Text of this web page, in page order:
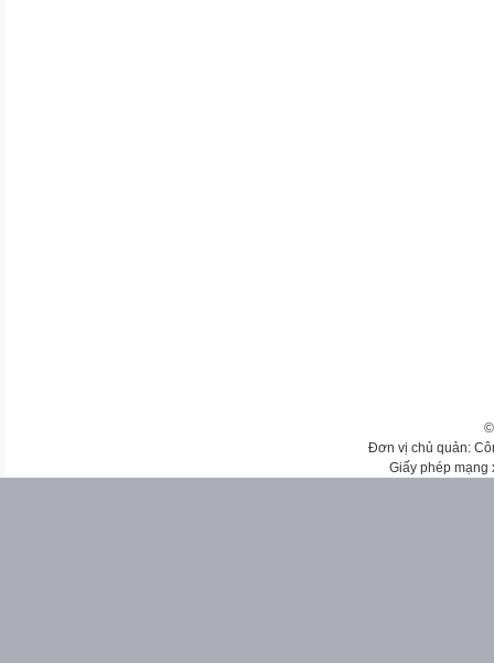
Đơn vị chủ quản:
Giấy phép mạng